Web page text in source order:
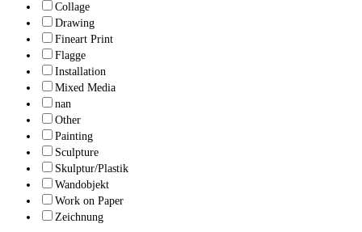
Collage
Drawing
Fineart Print
Flagge
Installation
Mixed Media
nan
Other
Painting
Sculpture
Skulptur/Plastik
Wandobjekt
Work on Paper
Zeichnung